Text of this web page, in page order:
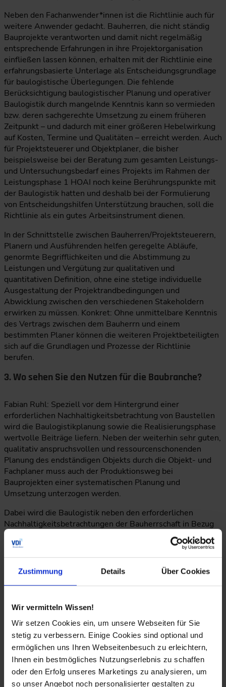
Zustimmung Details Über Cookies
Wir vermitteln Wissen!
Wir setzen Cookies ein, um unsere Webseiten für Sie
stetig zu verbessern. Einige Cookies sind optional und
ermöglichen uns Ihren Webseitenbesuch zu erleichtern,
Ihnen ein bestmögliches Nutzungserlebnis zu schaffen
oder den Erfolg unseres Marketings zu analysieren, um
so unser Angebot noch personalisierter gestalten zu
Neben den Fachanwender*innen ist die Richtlinie auch für
weitere Anwender gedacht. Bauherren, die nicht ständig
Bauprojekte verantworten und damit nicht regelmäßig
entsprechende Erfahrungen in ihre Projektorganisation
einfließen lassen können, erhalten mit der Richtlinie eine
erfahrungsbasierte Unterlage als Entscheidungsgrundlage
für baulogistische Überlegungen. Die fehlende
Berücksichtigung baulogistischer Planung und operativer
Baulogistik durch mangelnde Kenntnis kann so vermieden
bzw. deren sachgerechte Umsetzung zu einem früheren
Zeitpunkt – und dadurch mit einer größeren Hebelwirkung
auf Kosten, Termine und Qualitäten – erreicht werden. Auch
für Projektsteuerer und Objektplaner, die bisher
beispielsweise bei der Beratung zum gesamten Leistungs-
und Untersuchungsbedarf eines Projekts im Rahmen der
Leistungsphase 1 HOAI noch keine Berührungspunkte mit
der Baulogistik hatten und deshalb bei der Formulierung
von Entscheidungshilfen Unterstützung brauchen, soll die
Richtlinie als ein gutes Arbeitsinstrument dienen.
In der Schnittstelle zwischen Bauherren/Projektsteuerern,
Planern und Ausführenden helfen geregelte Abläufe,
genormte Begrifflichkeiten und die Abstimmung zu
Leistungen und Vergütung zur qualitativen und
quantitativen Definition, ohne eine stetige individuelle
Ausgestaltung der Projektrandbedingungen und
Abwicklung zwischen den verschiedenen Stakeholdern
erwirken zu müssen. Konkret: Ohne unmittelbare Kenntnis
des Vertrags zwischen dem Bauherrn und einem
bestimmten Planer können die weiteren Projektbeteiligten
sich auf die Grundlagen und Prozesse der Richtlinie
berufen.
3. Wo sehen Sie den Nutzen für die Baubranche?
Fabian Ruhl: Speziell vor dem Hintergrund einer
erforderlichen Nachhaltigkeitsbetrachtung von Baustellen
wird die Baulogistikplanung sowie die Realisierungsphase
wertvolle Beiträge liefern. Neben der weiterhin sehr guten,
qualitativ anspruchsvollen und ressourcenschonenden
Planung des endständigen Objekts durch die Objekt- und
Fachplaner muss auch der Produktionsweg bei
Bauprojekten einer systematischen Planung und
Umsetzung unterzogen werden.
Dabei wird die Baulogistik neben den erforderlichen
Nachhaltigkeitsbetrachtungen der Bauherrschaft in Bezug
auf das fertiggestellte Objekt sowie den nachhaltigen
Arbeits- und Beschaffungsprinzipien von
Werkvertragsleistenden ebenfalls ihren Beitrag leisten.
Dort, wo beispielsweise in der stationären Industrie die
„Produktionsprozess Baustelle“ mit vielen Beteiligten und
verschiedenen, mitunter gegensätzlichen Interessenslagen
dennoch gesamtheitlich betrachtet werden. Dies auch vor
dem Hintergrund, dass Baustellen nur kurz- und
mittelfristigen Wirtschaftsstrategien in Bezug auf die
Wertschöpfungskette unterworfen sind.
Hiermit wird die Akzeptanz von Baustellen, die